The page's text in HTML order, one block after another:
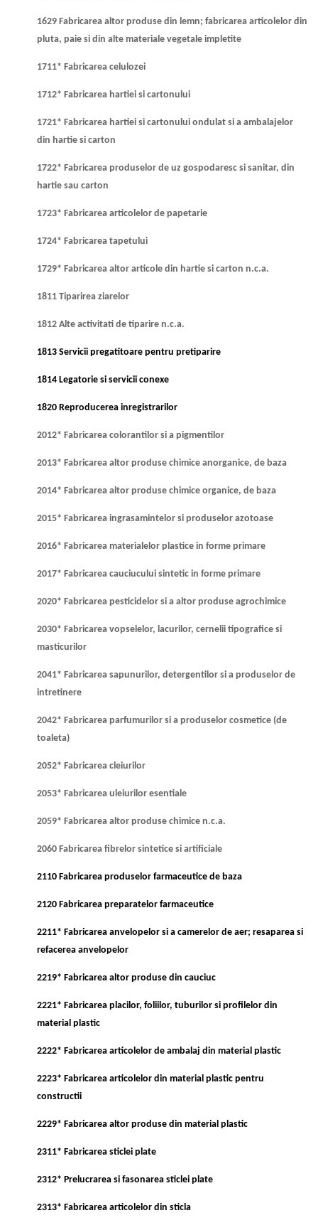
1629 Fabricarea altor produse din lemn; fabricarea articolelor din
pluta, paie si din alte materiale vegetale impletite
1711* Fabricarea celulozei
1712* Fabricarea hartiei si cartonului
1721* Fabricarea hartiei si cartonului ondulat si a ambalajelor
din hartie si carton
1722* Fabricarea produselor de uz gospodaresc si sanitar, din
hartie sau carton
1723* Fabricarea articolelor de papetarie
1724* Fabricarea tapetului
1729* Fabricarea altor articole din hartie si carton n.c.a.
1811 Tiparirea ziarelor
1812 Alte activitati de tiparire n.c.a.
1813 Servicii pregatitoare pentru pretiparire
1814 Legatorie si servicii conexe
1820 Reproducerea inregistrarilor
2012* Fabricarea colorantilor si a pigmentilor
2013* Fabricarea altor produse chimice anorganice, de baza
2014* Fabricarea altor produse chimice organice, de baza
2015* Fabricarea ingrasamintelor si produselor azotoase
2016* Fabricarea materialelor plastice in forme primare
2017* Fabricarea cauciucului sintetic in forme primare
2020* Fabricarea pesticidelor si a altor produse agrochimice
2030* Fabricarea vopselelor, lacurilor, cernelii tipografice si
masticurilor
2041* Fabricarea sapunurilor, detergentilor si a produselor de
intretinere
2042* Fabricarea parfumurilor si a produselor cosmetice (de
toaleta)
2052* Fabricarea cleiurilor
2053* Fabricarea uleiurilor esentiale
2059* Fabricarea altor produse chimice n.c.a.
2060 Fabricarea fibrelor sintetice si artificiale
2110 Fabricarea produselor farmaceutice de baza
2120 Fabricarea preparatelor farmaceutice
2211* Fabricarea anvelopelor si a camerelor de aer; resaparea si
refacerea anvelopelor
2219* Fabricarea altor produse din cauciuc
2221* Fabricarea placilor, foliilor, tuburilor si profilelor din
material plastic
2222* Fabricarea articolelor de ambalaj din material plastic
2223* Fabricarea articolelor din material plastic pentru
constructii
2229* Fabricarea altor produse din material plastic
2311* Fabricarea sticlei plate
2312* Prelucrarea si fasonarea sticlei plate
2313* Fabricarea articolelor din sticla